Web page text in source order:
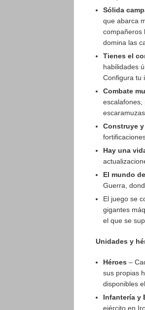
Sólida
que abarca
compañeros
domina las
Tienes el
habilidades
Configura tu
Combate
escalafones,
Construye
Hay una
El mundo
Guerra,
El juego se
gigantes
el que se
Unidades y
Héroes –
sus propias
disponibles
Infantería y
ejército en